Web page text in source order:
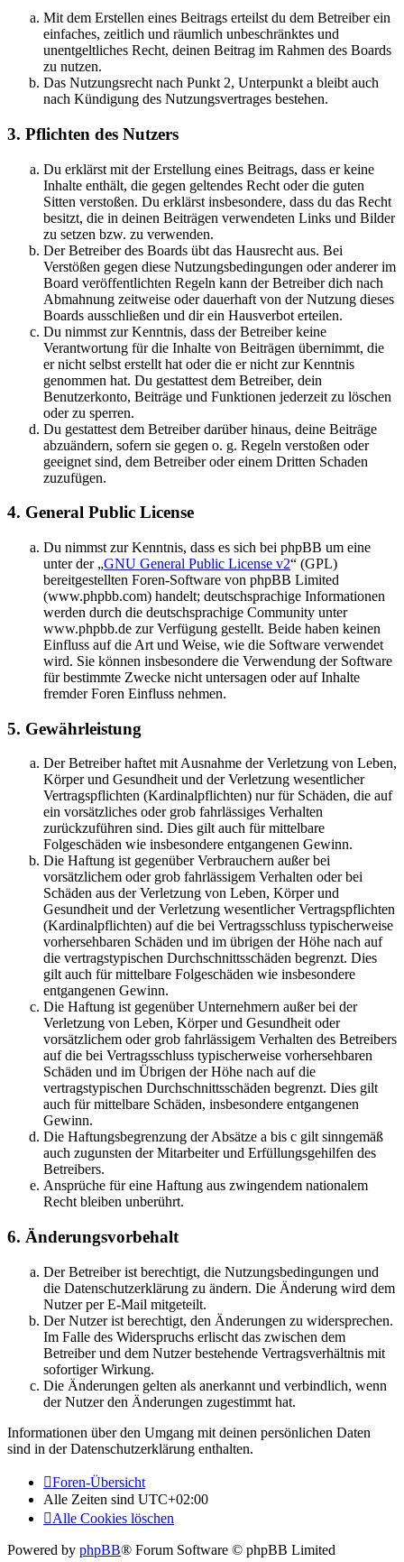
Mit dem Erstellen eines Beitrags erteilst du dem Betreiber ein
einfaches, zeitlich und räumlich unbeschränktes und
unentgeltliches Recht, deinen Beitrag im Rahmen des Boards
zu nutzen.
Das Nutzungsrecht nach Punkt 2, Unterpunkt a bleibt auch
nach Kündigung des Nutzungsvertrages bestehen.
3. Pflichten des Nutzers
Du erklärst mit der Erstellung eines Beitrags, dass er keine
Inhalte enthält, die gegen geltendes Recht oder die guten
Sitten verstoßen. Du erklärst insbesondere, dass du das Recht
besitzt, die in deinen Beiträgen verwendeten Links und Bilder
zu setzen bzw. zu verwenden.
Der Betreiber des Boards übt das Hausrecht aus. Bei
Verstößen gegen diese Nutzungsbedingungen oder anderer im
Board veröffentlichten Regeln kann der Betreiber dich nach
Abmahnung zeitweise oder dauerhaft von der Nutzung dieses
Boards ausschließen und dir ein Hausverbot erteilen.
Du nimmst zur Kenntnis, dass der Betreiber keine
Verantwortung für die Inhalte von Beiträgen übernimmt, die
er nicht selbst erstellt hat oder die er nicht zur Kenntnis
genommen hat. Du gestattest dem Betreiber, dein
Benutzerkonto, Beiträge und Funktionen jederzeit zu löschen
oder zu sperren.
Du gestattest dem Betreiber darüber hinaus, deine Beiträge
abzuändern, sofern sie gegen o. g. Regeln verstoßen oder
geeignet sind, dem Betreiber oder einem Dritten Schaden
zuzufügen.
4. General Public License
Du nimmst zur Kenntnis, dass es sich bei phpBB um eine
unter der „GNU General Public License v2“ (GPL)
bereitgestellten Foren-Software von phpBB Limited
(www.phpbb.com) handelt; deutschsprachige Informationen
werden durch die deutschsprachige Community unter
www.phpbb.de zur Verfügung gestellt. Beide haben keinen
Einfluss auf die Art und Weise, wie die Software verwendet
wird. Sie können insbesondere die Verwendung der Software
für bestimmte Zwecke nicht untersagen oder auf Inhalte
fremder Foren Einfluss nehmen.
5. Gewährleistung
Der Betreiber haftet mit Ausnahme der Verletzung von Leben,
Körper und Gesundheit und der Verletzung wesentlicher
Vertragspflichten (Kardinalpflichten) nur für Schäden, die auf
ein vorsätzliches oder grob fahrlässiges Verhalten
zurückzuführen sind. Dies gilt auch für mittelbare
Folgeschäden wie insbesondere entgangenen Gewinn.
Die Haftung ist gegenüber Verbrauchern außer bei
vorsätzlichem oder grob fahrlässigem Verhalten oder bei
Schäden aus der Verletzung von Leben, Körper und
Gesundheit und der Verletzung wesentlicher Vertragspflichten
(Kardinalpflichten) auf die bei Vertragsschluss typischerweise
vorhersehbaren Schäden und im übrigen der Höhe nach auf
die vertragstypischen Durchschnittsschäden begrenzt. Dies
gilt auch für mittelbare Folgeschäden wie insbesondere
entgangenen Gewinn.
Die Haftung ist gegenüber Unternehmern außer bei der
Verletzung von Leben, Körper und Gesundheit oder
vorsätzlichem oder grob fahrlässigem Verhalten des Betreibers
auf die bei Vertragsschluss typischerweise vorhersehbaren
Schäden und im Übrigen der Höhe nach auf die
vertragstypischen Durchschnittsschäden begrenzt. Dies gilt
auch für mittelbare Schäden, insbesondere entgangenen
Gewinn.
Die Haftungsbegrenzung der Absätze a bis c gilt sinngemäß
auch zugunsten der Mitarbeiter und Erfüllungsgehilfen des
Betreibers.
Ansprüche für eine Haftung aus zwingendem nationalem
Recht bleiben unberührt.
6. Änderungsvorbehalt
Der Betreiber ist berechtigt, die Nutzungsbedingungen und
die Datenschutzerklärung zu ändern. Die Änderung wird dem
Nutzer per E-Mail mitgeteilt.
Der Nutzer ist berechtigt, den Änderungen zu widersprechen.
Im Falle des Widerspruchs erlischt das zwischen dem
Betreiber und dem Nutzer bestehende Vertragsverhältnis mit
sofortiger Wirkung.
Die Änderungen gelten als anerkannt und verbindlich, wenn
der Nutzer den Änderungen zugestimmt hat.
Informationen über den Umgang mit deinen persönlichen Daten
sind in der Datenschutzerklärung enthalten.
Foren-Übersicht
Alle Zeiten sind UTC+02:00
Alle Cookies löschen
Powered by phpBB® Forum Software © phpBB Limited